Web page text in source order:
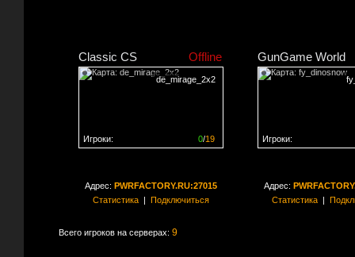
Classic CS Offline
de_mirage_2x2
0/19
Игроки:
GunGame World
Игроки:
Адрес: PWRFACTORY.RU:27015
Статистика| Подключиться
Адрес:
Статистика|
Всего игроков на серверах: 9